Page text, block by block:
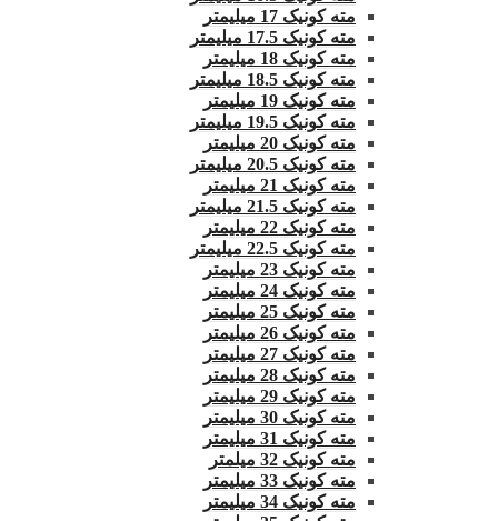
مته کونیک 17 میلیمتر
مته کونیک 17.5 میلیمتر
مته کونیک 18 میلیمتر
مته کونیک 18.5 میلیمتر
مته کونیک 19 میلیمتر
مته کونیک 19.5 میلیمتر
مته کونیک 20 میلیمتر
مته کونیک 20.5 میلیمتر
مته کونیک 21 میلیمتر
مته کونیک 21.5 میلیمتر
مته کونیک 22 میلیمتر
مته کونیک 22.5 میلیمتر
مته کونیک 23 میلیمتر
مته کونیک 24 میلیمتر
مته کونیک 25 میلیمتر
مته کونیک 26 میلیمتر
مته کونیک 27 میلیمتر
مته کونیک 28 میلیمتر
مته کونیک 29 میلیمتر
مته کونیک 30 میلیمتر
مته کونیک 31 میلیمتر
مته کونیک 32 میلمتر
مته کونیک 33 میلیمتر
مته کونیک 34 میلیمتر